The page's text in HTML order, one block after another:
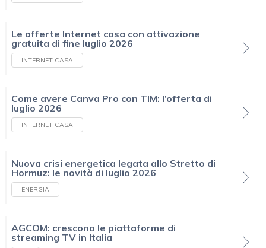
Le offerte Internet casa con attivazione
gratuita di fine luglio 2026
INTERNET CASA
Come avere Canva Pro con TIM: l’offerta di
luglio 2026
INTERNET CASA
Nuova crisi energetica legata allo Stretto di
Hormuz: le novità di luglio 2026
ENERGIA
AGCOM: crescono le piattaforme di
streaming TV in Italia